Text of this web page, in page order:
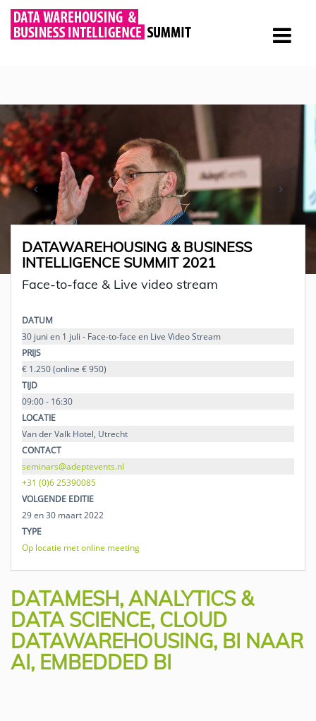
DATAWAREHOUSING & BUSINESS
INTELLIGENCE SUMMIT 2021
Face-to-face & Live video stream
DATUM
30 juni en 1 juli - Face-to-face en Live Video Stream
PRIJS
€ 1.250 (online € 950)
TIJD
09:00 - 16:30
LOCATIE
Van der Valk Hotel, Utrecht
CONTACT
seminars@adeptevents.nl
+31 (0)6 25390085
VOLGENDE EDITIE
29 en 30 maart 2022
TYPE
Op locatie met online meeting
DATAMESH, ANALYTICS &
DATA SCIENCE, CLOUD
DATAWAREHOUSING, BI NAAR
AI, EMBEDDED BI